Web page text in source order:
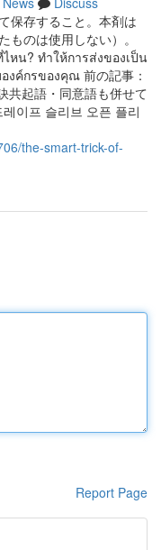
保存すること。本剤は
のは使用しない）。
หน? ทำให้การส่งของเป็น
งค์กรของคุณ 前の記事：
共起語・同意語も併せて
이프 슬리브 오픈 플리
the-smart-trick-of-
Report Page